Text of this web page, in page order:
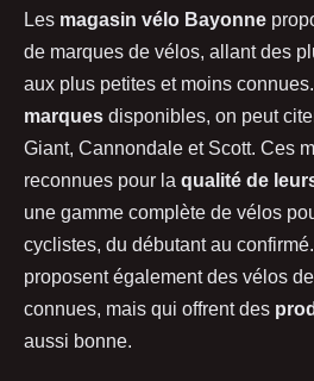
Les magasin vélo Bayonne
de marques de vélos, allant des
aux plus petites et moins
marques disponibles, on peut
Giant, Cannondale et Scott. Ces
reconnues pour la qualité de
une gamme complète de vélos
cyclistes, du débutant au
proposent également des vélos
connues, mais qui offrent des
aussi bonne.